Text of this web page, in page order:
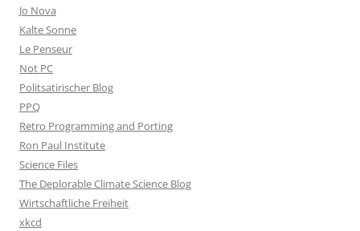
Jo Nova
Kalte Sonne
Le Penseur
Not PC
Politsatirischer Blog
PPQ
Retro Programming and Porting
Ron Paul Institute
Science Files
The Deplorable Climate Science Blog
Wirtschaftliche Freiheit
xkcd